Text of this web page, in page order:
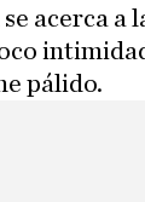
acerca a
pálido.